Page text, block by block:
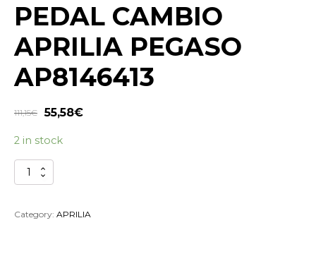
PEDAL CAMBIO
APRILIA PEGASO
AP8146413
111,15€ 55,58€
2 in stock
PEDAL
CAMBIO
PEGASO
Category: APRILIA